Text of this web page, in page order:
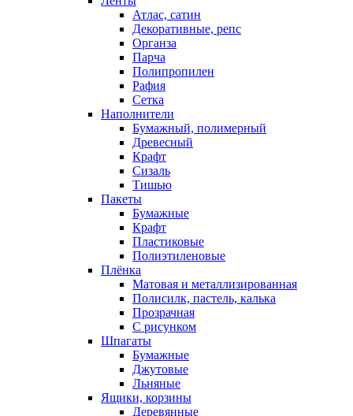
Атлас, сатин
Декоративные, репс
Органза
Парча
Полипропилен
Рафия
Сетка
Наполнители
Бумажный, полимерный
Древесный
Крафт
Сизаль
Тишью
Пакеты
Бумажные
Крафт
Пластиковые
Полиэтиленовые
Плёнка
Матовая и металлизированная
Полисилк, пастель, калька
Прозрачная
С рисунком
Шпагаты
Бумажные
Джутовые
Льняные
Ящики, корзины
Деревянные